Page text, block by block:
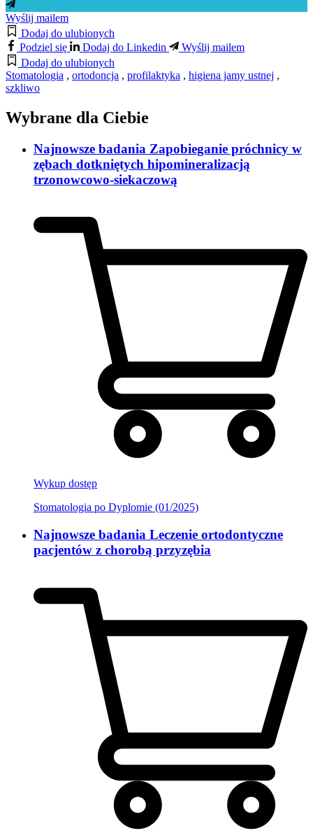
Wyślij mailem
Dodaj do ulubionych
Podziel się
Dodaj do Linkedin
Wyślij mailem
Dodaj do ulubionych
Stomatologia , ortodoncja , profilaktyka , higiena jamy ustnej ,
szkliwo
Wybrane dla Ciebie
Najnowsze badania Zapobieganie próchnicy w
zębach dotkniętych hipomineralizacją
trzonowcowo-siekaczową
Wykup dostęp
Stomatologia po Dyplomie (01/2025)
Najnowsze badania Leczenie ortodontyczne
pacjentów z chorobą przyzębia